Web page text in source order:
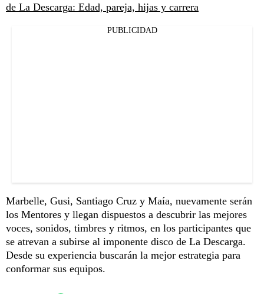
de La Descarga: Edad, pareja, hijas y carrera
PUBLICIDAD
Marbelle, Gusi, Santiago Cruz y Maía, nuevamente serán
los Mentores y llegan dispuestos a descubrir las mejores
voces, sonidos, timbres y ritmos, en los participantes que
se atrevan a subirse al imponente disco de La Descarga.
Desde su experiencia buscarán la mejor estrategia para
conformar sus equipos.